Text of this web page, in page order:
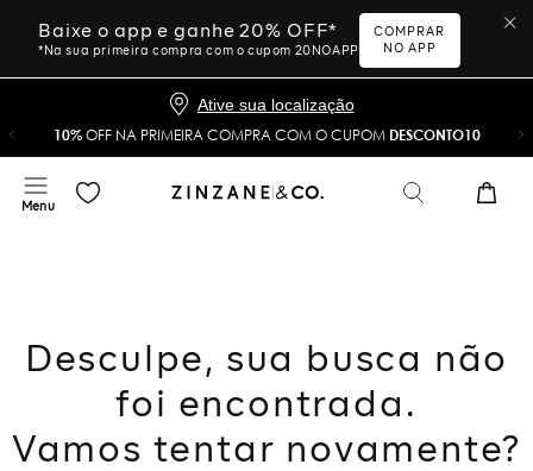
Baixe o app e ganhe 20% OFF*
*Na sua primeira compra com o cupom 20NOAPP
COMPRAR
NO APP
Ative sua localização
10%OFF NA PRIMEIRA COMPRA COM O CUPOM DESCONTO10
Desculpe, sua busca não
foi encontrada.
Vamos tentar novamente?